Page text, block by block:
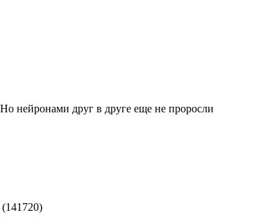
нейронами друг в друге еще не проросли